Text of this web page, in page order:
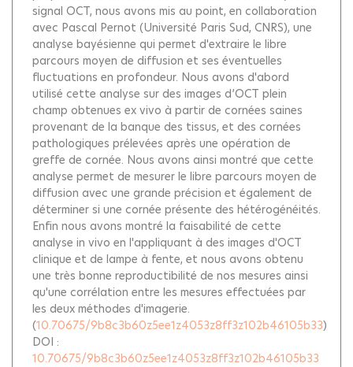
signal OCT, nous avons mis au point, en collaboration
avec Pascal Pernot (Université Paris Sud, CNRS), une
analyse bayésienne qui permet d'extraire le libre
parcours moyen de diffusion et ses éventuelles
fluctuations en profondeur. Nous avons d'abord
utilisé cette analyse sur des images d’OCT plein
champ obtenues ex vivo à partir de cornées saines
provenant de la banque des tissus, et des cornées
pathologiques prélevées après une opération de
greffe de cornée. Nous avons ainsi montré que cette
analyse permet de mesurer le libre parcours moyen de
diffusion avec une grande précision et également de
déterminer si une cornée présente des hétérogénéités.
Enfin nous avons montré la faisabilité de cette
analyse in vivo en l'appliquant à des images d'OCT
clinique et de lampe à fente, et nous avons obtenu
une très bonne reproductibilité de nos mesures ainsi
qu'une corrélation entre les mesures effectuées par
les deux méthodes d'imagerie.
(10.70675/9b8c3b60z5ee1z4053z8ff3z102b46105b33)
DOI :
10.70675/9b8c3b60z5ee1z4053z8ff3z102b46105b33